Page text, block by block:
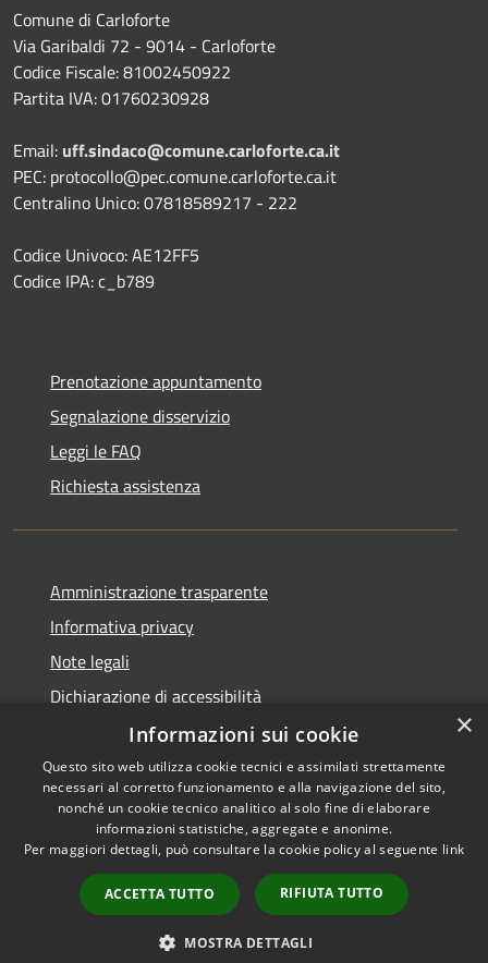
Comune di Carloforte
Via Garibaldi 72 - 9014 - Carloforte
Codice Fiscale: 81002450922
Partita IVA: 01760230928
Email: uff.sindaco@comune.carloforte.ca.it
PEC: protocollo@pec.comune.carloforte.ca.it
Centralino Unico: 07818589217 - 222
Codice Univoco: AE12FF5
Codice IPA: c_b789
Prenotazione appuntamento
Segnalazione disservizio
Leggi le FAQ
Richiesta assistenza
Amministrazione trasparente
Informativa privacy
Note legali
Dichiarazione di accessibilità
Accessibilità
Privacy
Mappa del sito
Obiettivi di accessibilità
Copyright © 2026 • Comune di
Carloforte • Powered by
Municipium•Accesso
redazione
×
Informazioni sui cookie
Questo sito web utilizza cookie tecnici e assimilati strettamente
necessari al corretto funzionamento e alla navigazione del sito,
nonché un cookie tecnico analitico al solo fine di elaborare
informazioni statistiche, aggregate e anonime.
Per maggiori dettagli, può consultare la cookie policy al seguente link
ACCETTA TUTTO RIFIUTA TUTTO
MOSTRA DETTAGLI